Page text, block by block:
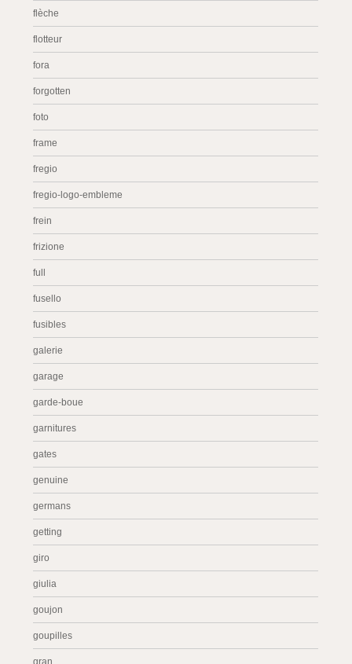
flèche
flotteur
fora
forgotten
foto
frame
fregio
fregio-logo-embleme
frein
frizione
full
fusello
fusibles
galerie
garage
garde-boue
garnitures
gates
genuine
germans
getting
giro
giulia
goujon
goupilles
gran